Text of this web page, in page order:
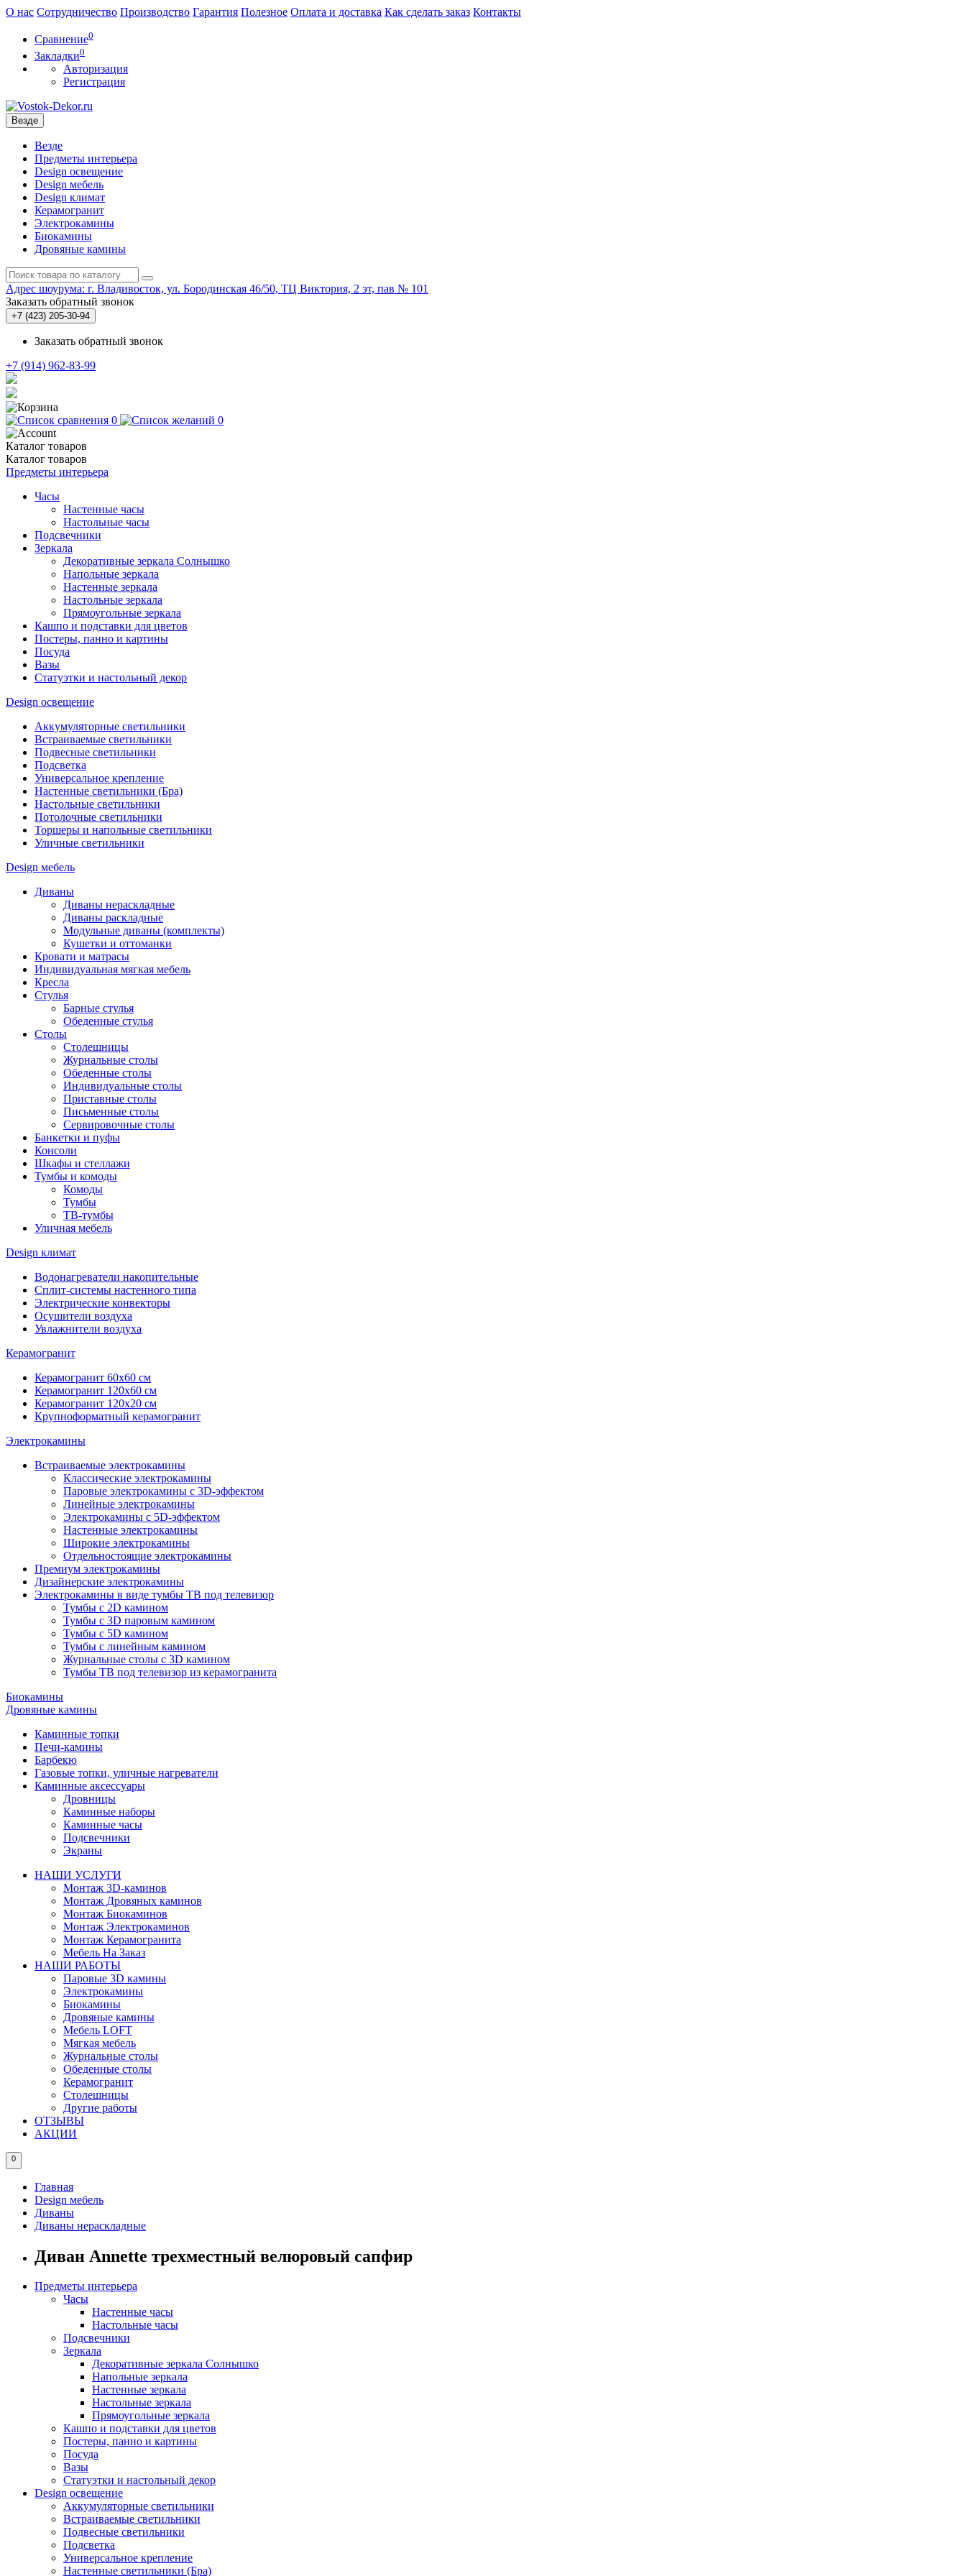
О нас Сотрудничество Производство Гарантия Полезное Оплата и доставка Как сделать заказ Контакты
Сравнение0
Закладки0
Авторизация
Регистрация
Везде
Везде
Предметы интерьера
Design освещение
Design мебель
Design климат
Керамогранит
Электрокамины
Биокамины
Дровяные камины
Адрес шоурума: г. Владивосток, ул. Бородинская 46/50, ТЦ Виктория, 2 эт, пав № 101
Заказать обратный звонок
+7 (423) 205-30-94
Заказать обратный звонок
+7 (914) 962-83-99
0 0
Каталог товаров
Каталог товаров
Предметы интерьера
Часы
Настенные часы
Настольные часы
Подсвечники
Зеркала
Декоративные зеркала Солнышко
Напольные зеркала
Настенные зеркала
Настольные зеркала
Прямоугольные зеркала
Кашпо и подставки для цветов
Постеры, панно и картины
Посуда
Вазы
Статуэтки и настольный декор
Design освещение
Аккумуляторные светильники
Встраиваемые светильники
Подвесные светильники
Подсветка
Универсальное крепление
Настенные светильники (Бра)
Настольные светильники
Потолочные светильники
Торшеры и напольные светильники
Уличные светильники
Design мебель
Диваны
Диваны нераскладные
Диваны раскладные
Модульные диваны (комплекты)
Кушетки и оттоманки
Кровати и матрасы
Индивидуальная мягкая мебель
Кресла
Стулья
Барные стулья
Обеденные стулья
Столы
Столешницы
Журнальные столы
Обеденные столы
Индивидуальные столы
Приставные столы
Письменные столы
Сервировочные столы
Банкетки и пуфы
Консоли
Шкафы и стеллажи
Тумбы и комоды
Комоды
Тумбы
ТВ-тумбы
Уличная мебель
Design климат
Водонагреватели накопительные
Сплит-системы настенного типа
Электрические конвекторы
Осушители воздуха
Увлажнители воздуха
Керамогранит
Керамогранит 60х60 см
Керамогранит 120х60 см
Керамогранит 120х20 см
Крупноформатный керамогранит
Электрокамины
Встраиваемые электрокамины
Классические электрокамины
Паровые электрокамины с 3D-эффектом
Линейные электрокамины
Электрокамины с 5D-эффектом
Настенные электрокамины
Широкие электрокамины
Отдельностоящие электрокамины
Премиум электрокамины
Дизайнерские электрокамины
Электрокамины в виде тумбы ТВ под телевизор
Тумбы с 2D камином
Тумбы с 3D паровым камином
Тумбы с 5D камином
Тумбы с линейным камином
Журнальные столы с 3D камином
Тумбы ТВ под телевизор из керамогранита
Биокамины
Дровяные камины
Каминные топки
Печи-камины
Барбекю
Газовые топки, уличные нагреватели
Каминные аксессуары
Дровницы
Каминные наборы
Каминные часы
Подсвечники
Экраны
НАШИ УСЛУГИ
Монтаж 3D-каминов
Монтаж Дровяных каминов
Монтаж Биокаминов
Монтаж Электрокаминов
Монтаж Керамогранита
Мебель На Заказ
НАШИ РАБОТЫ
Паровые 3D камины
Электрокамины
Биокамины
Дровяные камины
Мебель LOFT
Мягкая мебель
Журнальные столы
Обеденные столы
Керамогранит
Столешницы
Другие работы
ОТЗЫВЫ
АКЦИИ
0
Главная
Design мебель
Диваны
Диваны нераскладные
Диван Annette трехместный велюровый сапфир
Предметы интерьера
Часы
Настенные часы
Настольные часы
Подсвечники
Зеркала
Декоративные зеркала Солнышко
Напольные зеркала
Настенные зеркала
Настольные зеркала
Прямоугольные зеркала
Кашпо и подставки для цветов
Постеры, панно и картины
Посуда
Вазы
Статуэтки и настольный декор
Design освещение
Аккумуляторные светильники
Встраиваемые светильники
Подвесные светильники
Подсветка
Универсальное крепление
Настенные светильники (Бра)